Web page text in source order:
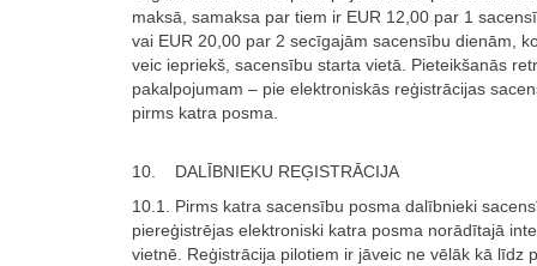
maksā, samaksa par tiem ir EUR 12,00 par 1
vai EUR 20,00 par 2 secīgajām sacensību dienām,
veic iepriekš, sacensību starta vietā. Pieteikšanās
pakalpojumam – pie elektroniskās reģistrācijas
pirms katra posma.
10. DALĪBNIEKU REĢISTRĀCIJA
10.1. Pirms katra sacensību posma dalībnieki
piereģistrējas elektroniski katra posma norādītajā
vietnē. Reģistrācija pilotiem ir jāveic ne vēlāk kā līdz